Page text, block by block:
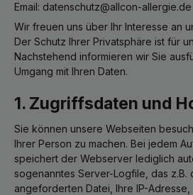
Email: datenschutz@allcon-allergie.de
Wir freuen uns über Ihr Interesse an
Der Schutz Ihrer Privatsphäre ist für
Nachstehend informieren wir Sie
Umgang mit Ihren Daten.
1. Zugriffsdaten und
Sie können unsere Webseiten
Ihrer Person zu machen. Bei jedem
speichert der Webserver lediglich
sogenanntes Server-Logfile, das z.B.
angeforderten Datei, Ihre IP-